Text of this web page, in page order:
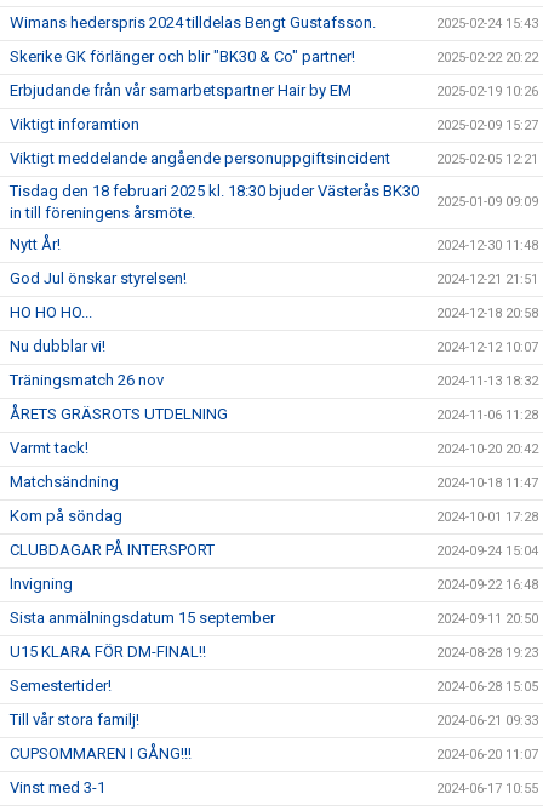
Wimans hederspris 2024 tilldelas Bengt Gustafsson. 2025-02-24 15:43
Skerike GK förlänger och blir "BK30 & Co" partner! 2025-02-22 20:22
Erbjudande från vår samarbetspartner Hair by EM 2025-02-19 10:26
Viktigt inforamtion 2025-02-09 15:27
Viktigt meddelande angående personuppgiftsincident 2025-02-05 12:21
Tisdag den 18 februari 2025 kl. 18:30 bjuder Västerås BK30
in till föreningens årsmöte.
2025-01-09 09:09
Nytt År! 2024-12-30 11:48
God Jul önskar styrelsen! 2024-12-21 21:51
HO HO HO... 2024-12-18 20:58
Nu dubblar vi! 2024-12-12 10:07
Träningsmatch 26 nov 2024-11-13 18:32
ÅRETS GRÄSROTS UTDELNING 2024-11-06 11:28
Varmt tack! 2024-10-20 20:42
Matchsändning 2024-10-18 11:47
Kom på söndag 2024-10-01 17:28
CLUBDAGAR PÅ INTERSPORT 2024-09-24 15:04
Invigning 2024-09-22 16:48
Sista anmälningsdatum 15 september 2024-09-11 20:50
U15 KLARA FÖR DM-FINAL!! 2024-08-28 19:23
Semestertider! 2024-06-28 15:05
Till vår stora familj! 2024-06-21 09:33
CUPSOMMAREN I GÅNG!!! 2024-06-20 11:07
Vinst med 3-1 2024-06-17 10:55